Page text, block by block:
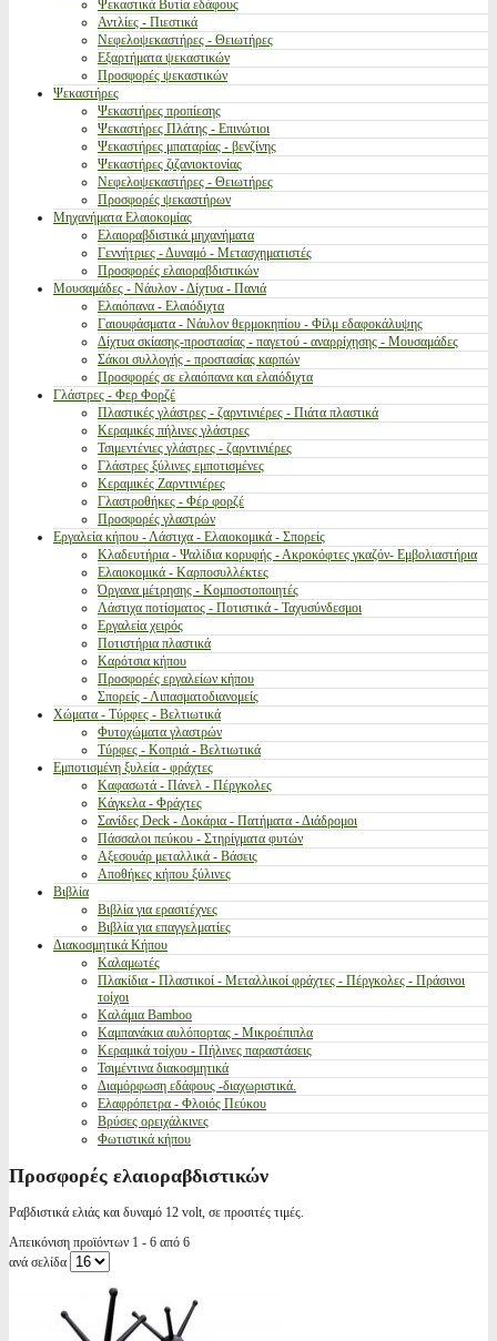
Ψεκαστικά Βυτία εδάφους
Αντλίες - Πιεστικά
Νεφελοψεκαστήρες - Θειωτήρες
Εξαρτήματα ψεκαστικών
Προσφορές ψεκαστικών
Ψεκαστήρες
Ψεκαστήρες προπίεσης
Ψεκαστήρες Πλάτης - Επινώτιοι
Ψεκαστήρες μπαταρίας - βενζίνης
Ψεκαστήρες ζιζανιοκτονίας
Νεφελοψεκαστήρες - Θειωτήρες
Προσφορές ψεκαστήρων
Μηχανήματα Ελαιοκομίας
Ελαιοραβδιστικά μηχανήματα
Γεννήτριες - Δυναμό - Μετασχηματιστές
Προσφορές ελαιοραβδιστικών
Μουσαμάδες - Νάυλον - Δίχτυα - Πανιά
Ελαιόπανα - Ελαιόδιχτα
Γαιουφάσματα - Νάυλον θερμοκηπίου - Φίλμ εδαφοκάλυψης
Δίχτυα σκίασης-προστασίας - παγετού - αναρρίχησης - Μουσαμάδες
Σάκοι συλλογής - προστασίας καρπών
Προσφορές σε ελαιόπανα και ελαιόδιχτα
Γλάστρες - Φερ Φορζέ
Πλαστικές γλάστρες - ζαρντινιέρες - Πιάτα πλαστικά
Κεραμικές πήλινες γλάστρες
Τσιμεντένιες γλάστρες - ζαρντινιέρες
Γλάστρες ξύλινες εμποτισμένες
Κεραμικές Ζαρντινιέρες
Γλαστροθήκες - Φέρ φορζέ
Προσφορές γλαστρών
Εργαλεία κήπου - Λάστιχα - Ελαιοκομικά - Σπορείς
Κλαδευτήρια - Ψαλίδια κορυφής - Ακροκόφτες γκαζόν- Εμβολιαστήρια
Ελαιοκομικά - Καρποσυλλέκτες
Όργανα μέτρησης - Κομποστοποιητές
Λάστιχα ποτίσματος - Ποτιστικά - Ταχυσύνδεσμοι
Εργαλεία χειρός
Ποτιστήρια πλαστικά
Καρότσια κήπου
Προσφορές εργαλείων κήπου
Σπορείς - Λιπασματοδιανομείς
Χώματα - Τύρφες - Βελτιωτικά
Φυτοχώματα γλαστρών
Τύρφες - Κοπριά - Βελτιωτικά
Εμποτισμένη ξυλεία - φράχτες
Καφασωτά - Πάνελ - Πέργκολες
Κάγκελα - Φράχτες
Σανίδες Deck - Δοκάρια - Πατήματα - Διάδρομοι
Πάσσαλοι πεύκου - Στηρίγματα φυτών
Αξεσουάρ μεταλλικά - Βάσεις
Αποθήκες κήπου ξύλινες
Βιβλία
Βιβλία για ερασιτέχνες
Βιβλία για επαγγελματίες
Διακοσμητικά Κήπου
Καλαμωτές
Πλακίδια - Πλαστικοί - Μεταλλικοί φράχτες - Πέργκολες - Πράσινοι
τοίχοι
Καλάμια Bamboo
Καμπανάκια αυλόπορτας - Μικροέπιπλα
Κεραμικά τοίχου - Πήλινες παραστάσεις
Τσιμέντινα διακοσμητικά
Διαμόρφωση εδάφους -διαχωριστικά.
Ελαφρόπετρα - Φλοιός Πεύκου
Βρύσες ορειχάλκινες
Φωτιστικά κήπου
Προσφορές ελαιοραβδιστικών
Ραβδιστικά ελιάς και δυναμό 12 volt, σε προσιτές τιμές.
Απεικόνιση προϊόντων 1 - 6 από 6
ανά σελίδα